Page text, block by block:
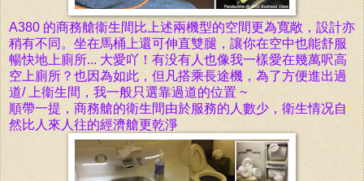
A380 的商務艙衞生間比上述兩機型的空間更為寬敞，設計亦
稍有不同。坐在馬桶上還可伸直雙腿，讓你在空中也能舒服
暢快地 上廁所... 大愛吖！有没有人也像我一樣愛在幾萬呎高
空上廁所？也因為如此，但凡搭乘長途機，為了方便進出過
道/ 上衞生間，我一般只選靠過道的位置 ~
順帶一提，商務艙的衛生間由於服務的人數少， 衛生情况自
然比人來人往的經濟艙更乾淨